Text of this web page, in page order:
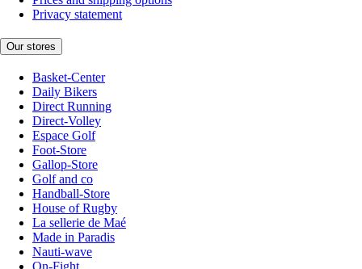
Privacy statement
Our stores
Basket-Center
Daily Bikers
Direct Running
Direct-Volley
Espace Golf
Foot-Store
Gallop-Store
Golf and co
Handball-Store
House of Rugby
La sellerie de Maé
Made in Paradis
Nauti-wave